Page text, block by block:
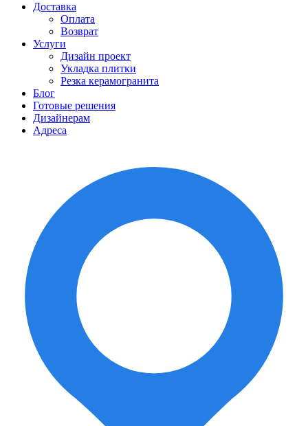
Доставка
Оплата
Возврат
Услуги
Дизайн проект
Укладка плитки
Резка керамогранита
Блог
Готовые решения
Дизайнерам
Адреса